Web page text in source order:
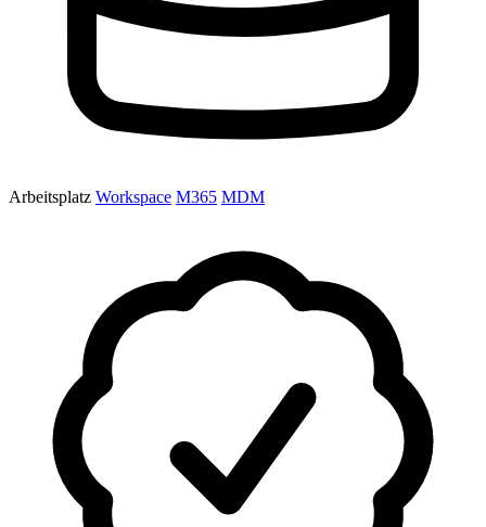
Arbeitsplatz Workspace M365 MDM